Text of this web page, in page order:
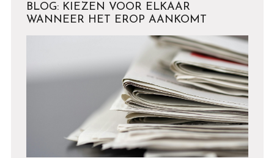
BLOG: KIEZEN VOOR ELKAAR
WANNEER HET EROP AANKOMT